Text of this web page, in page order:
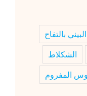
البيني بالتفاح
الشكلاط
المفروم